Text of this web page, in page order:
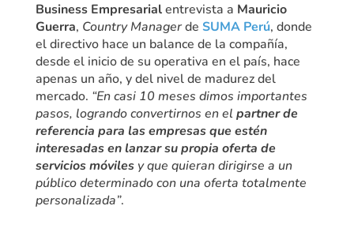
Business Empresarialentrevista a Mauricio
Guerra, Country Managerde SUMA Perú, donde
el directivo hace un balance de la compañía,
desde el inicio de su operativa en el país, hace
apenas un año, y del nivel de madurez del
mercado. “En casi 10 meses dimos importantes
pasos, logrando convertirnos en elpartner de
referencia para las empresas que estén
interesadas en lanzar su propia oferta de
servicios móvilesy que quieran dirigirse a un
público determinado con una oferta totalmente
personalizada”.